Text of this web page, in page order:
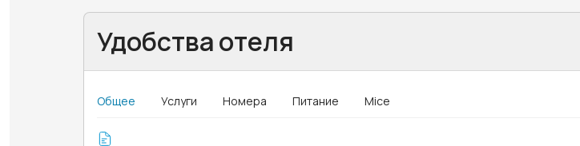
Удобства отеля
Общее Услуги Номера Питание Mice